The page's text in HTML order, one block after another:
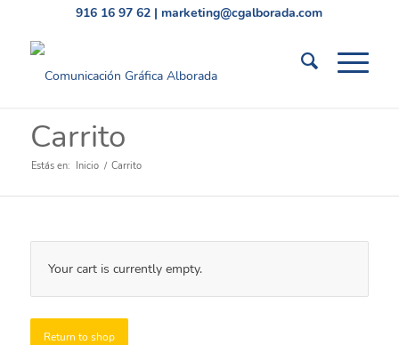
916 16 97 62 | marketing@cgalborada.com
Carrito
Estás en: Inicio / Carrito
Your cart is currently empty.
Return to shop